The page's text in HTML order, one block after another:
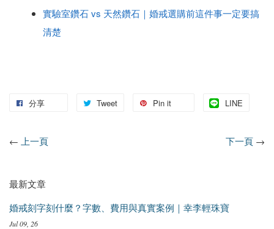
實驗室鑽石 vs 天然鑽石｜婚戒選購前這件事一定要搞
清楚
分享 Tweet Pin it LINE
← 上一頁 下一頁 →
最新文章
婚戒刻字刻什麼？字數、費用與真實案例｜幸李輕珠寶
Jul 09, 26